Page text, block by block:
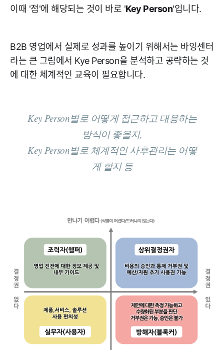
이때 '점'에 해당되는 것이 바로 'Key Person'입니다.
B2B 영업에서 실제로 성과를 높이기 위해서는 바잉센터
라는 큰 그림에서 Kye Person을 분석하고 공략하는 것
에 대한 체계적인 교육이 필요합니다.
Key Person별로 어떻게 접근하고 대응하는
방식이 좋을지,
Key Person별로 체계적인 사후관리는 어떻
게 할지 등